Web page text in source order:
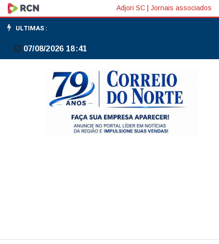
Receita
identifica
divergências
Adjori SC Jornais associados
ULTIMAS :
07/08/2026 18:41